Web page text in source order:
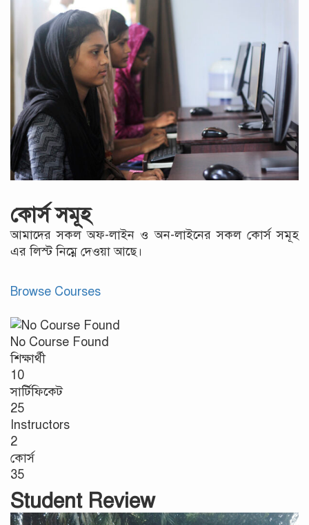
কোর্স সমূহ
আমাদের সকল অফ-লাইন ও অন-লাইনের সকল কোর্স সমূহ
এর লিস্ট নিম্নে দেওয়া আছে।
Browse Courses
No Course Found
শিক্ষার্থী
10
সার্টিফিকেট
25
Instructors
2
কোর্স
35
Student Review